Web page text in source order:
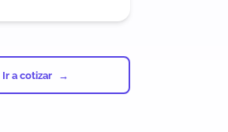
Ir a cotizar